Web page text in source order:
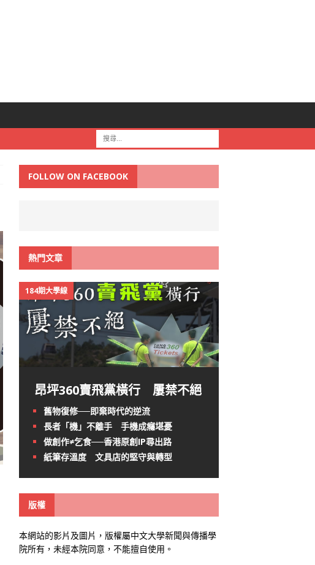
FOLLOW ON FACEBOOK
熱門文章
184期大學線
昂坪360賣飛黨橫行 屢禁不絕
舊物復修──即棄時代的逆流
長者「機」不離手 手機成癮堪憂
做創作≠乞食──香港原創IP尋出路
紙筆存溫度 文具店的堅守與轉型
版權
本網站的影片及圖片，版權屬中文大學新聞與傳播學
院所有，未經本院同意，不能擅自使用。